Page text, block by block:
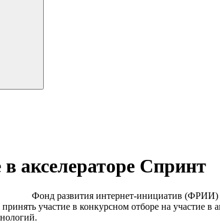
акселераторе Спринт
Фонд развития интернет-инициатив (ФРИИ)
участие в конкурсном отборе на участие в